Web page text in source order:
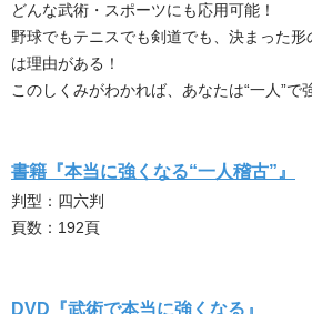
どんな武術・スポーツにも応用可能！
野球でもテニスでも剣道でも、決まった
は理由がある！
このしくみがわかれば、あなたは“一人”で
書籍『本当に強くなる“一人稽古”』
判型：四六判
頁数：192頁
DVD『武術で本当に強くなる』